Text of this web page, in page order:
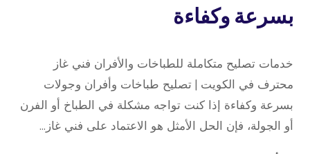
بسرعة وكفاءة
repaircookers
خدمات تصليح متكاملة للطباخات والأفران فني غاز
محترف في الكويت | تصليح طباخات وأفران وجولات
بسرعة وكفاءة إذا كنت تواجه مشكلة في الطباخ أو الفرن
أو الجولة، فإن الحل الأمثل هو الاعتماد على فني غاز…